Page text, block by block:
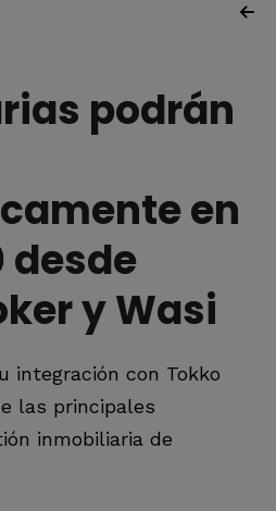
podrán
en
desde
y Wasi
integración con Tokko
las principales
inmobiliaria de